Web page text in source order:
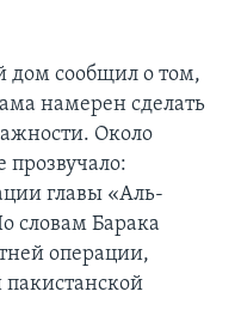
дом сообщил о том,
намерен сделать
Около
прозвучало:
главы «Аль-
словам Барака
операции,